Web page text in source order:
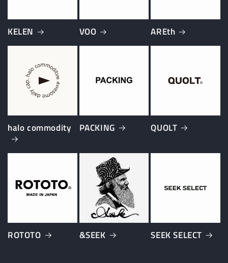
KELEN VOO AREth
halo commodity PACKING QUOLT
ROTOTO &SEEK SEEK SELECT